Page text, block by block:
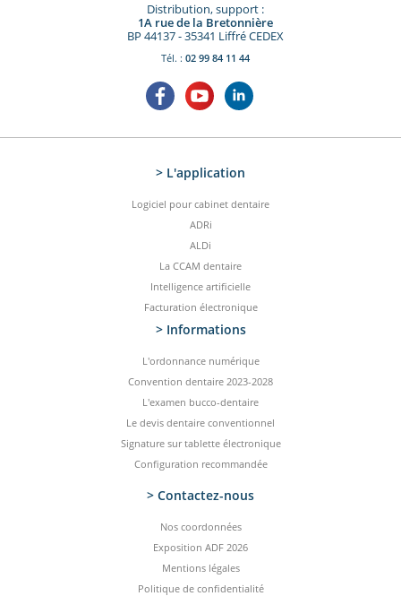
Distribution, support :
1A rue de la Bretonnière
BP 44137 - 35341 Liffré CEDEX
Tél. : 02 99 84 11 44
> L'application
Logiciel pour cabinet dentaire
ADRi
ALDi
La CCAM dentaire
Intelligence artificielle
Facturation électronique
> Informations
L'ordonnance numérique
Convention dentaire 2023-2028
L'examen bucco-dentaire
Le devis dentaire conventionnel
Signature sur tablette électronique
Configuration recommandée
> Contactez-­nous
Nos coordonnées
Exposition ADF 2026
Mentions légales
Politique de confidentialité